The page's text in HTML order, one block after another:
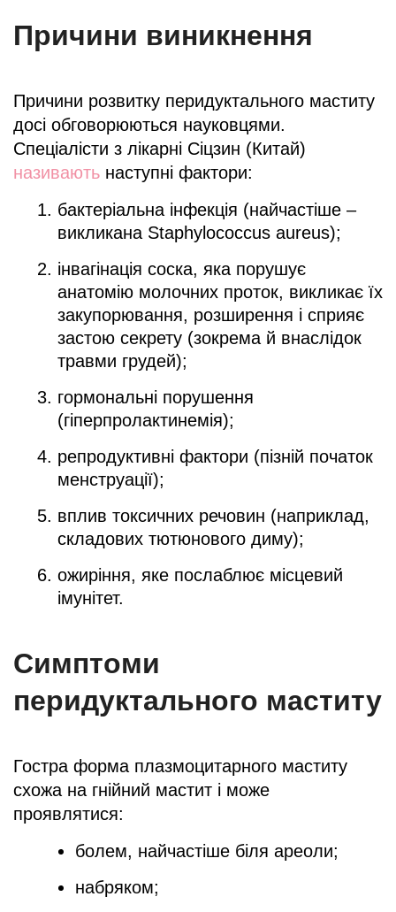
Причини виникнення
Причини розвитку перидуктального маститу
досі обговорюються науковцями.
Спеціалісти з лікарні Сіцзин (Китай)
називають наступні фактори:
бактеріальна інфекція (найчастіше –
викликана Staphylococcus aureus);
інвагінація соска, яка порушує
анатомію молочних проток, викликає їх
закупорювання, розширення і сприяє
застою секрету (зокрема й внаслідок
травми грудей);
гормональні порушення
(гіперпролактинемія);
репродуктивні фактори (пізній початок
менструації);
вплив токсичних речовин (наприклад,
складових тютюнового диму);
ожиріння, яке послаблює місцевий
імунітет.
Симптоми
перидуктального маститу
Гостра форма плазмоцитарного маститу
схожа на гнійний мастит і може
проявлятися:
болем, найчастіше біля ареоли;
набряком;